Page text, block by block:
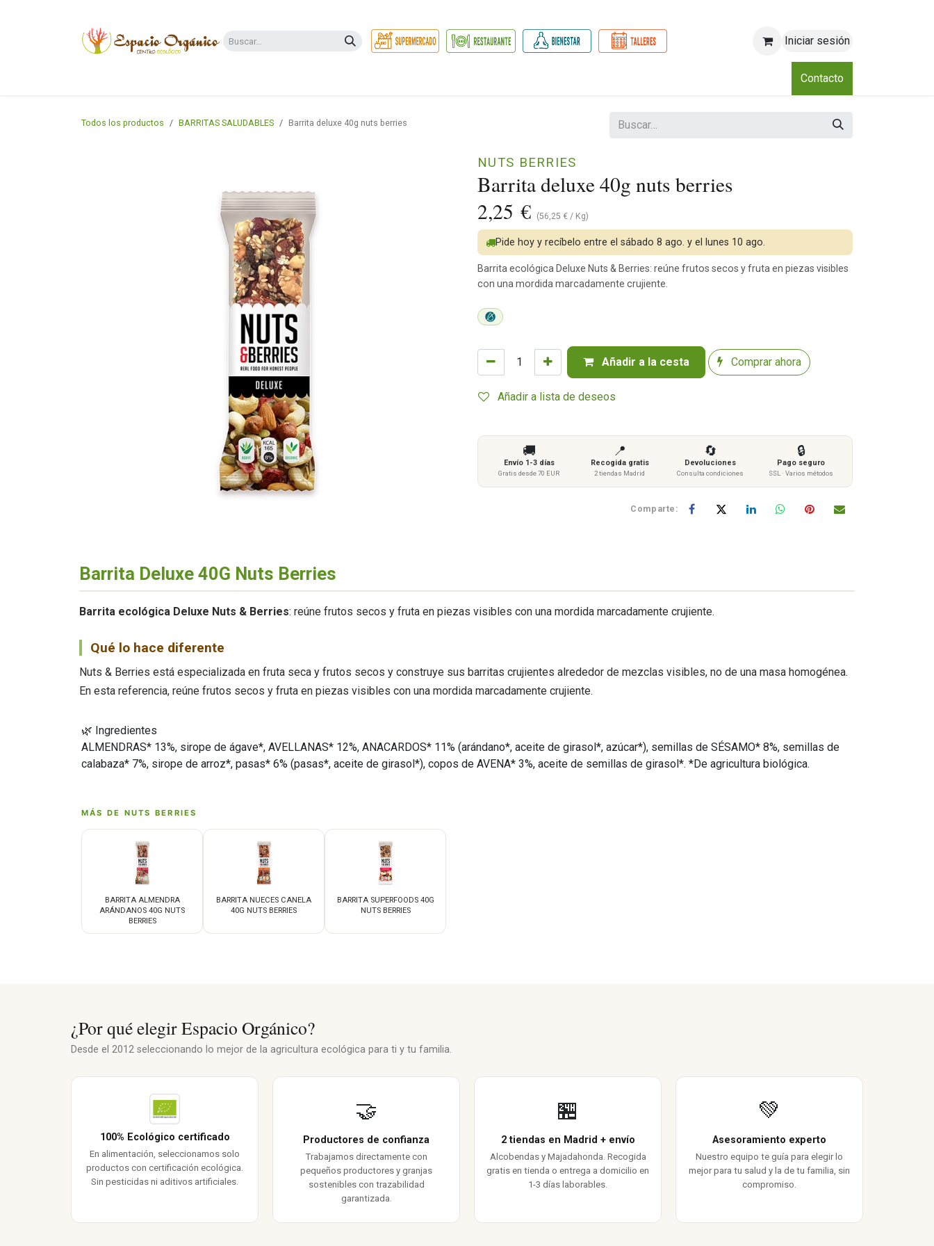
Iniciar sesión
Club
Contacto
Todos los productos BARRITAS SALUDABLES Barrita deluxe 40g nuts berries
Barrita deluxe 40g nuts berries
NUTS BERRIES
2,25 € (56,25 € / Kg)
Añadir a la cesta Comprar ahora
Añadir a lista de deseos
Pide hoy y recíbelo entre el sábado 8 ago. y el lunes 10 ago.
Barrita ecológica Deluxe Nuts & Berries: reúne frutos secos y fruta en piezas visibles
con una mordida marcadamente crujiente.
🚚
Envío 1-3 días
Gratis desde 70 EUR
📍
Recogida gratis
2 tiendas Madrid
🔄
Devoluciones
Consulta condiciones
🔒
Pago seguro
SSL · Varios métodos
Comparte:
Barrita Deluxe 40G Nuts Berries
Barrita ecológica Deluxe Nuts & Berries: reúne frutos secos y fruta en piezas visibles con una mordida marcadamente crujiente.
Qué lo hace diferente
Nuts & Berries está especializada en fruta seca y frutos secos y construye sus barritas crujientes alrededor de mezclas visibles, no de una masa homogénea.
En esta referencia, reúne frutos secos y fruta en piezas visibles con una mordida marcadamente crujiente.
🌿 Ingredientes
ALMENDRAS* 13%, sirope de ágave*, AVELLANAS* 12%, ANACARDOS* 11% (arándano*, aceite de girasol*, azúcar*), semillas de SÉSAMO* 8%, semillas de
calabaza* 7%, sirope de arroz*, pasas* 6% (pasas*, aceite de girasol*), copos de AVENA* 3%, aceite de semillas de girasol*. *De agricultura biológica.
MÁS DE NUTS BERRIES
BARRITA ALMENDRA
ARÁNDANOS 40G NUTS
BERRIES
BARRITA NUECES CANELA
40G NUTS BERRIES
BARRITA SUPERFOODS 40G
NUTS BERRIES
¿Por qué elegir Espacio Orgánico?
Desde el 2012 seleccionando lo mejor de la agricultura ecológica para ti y tu familia.
100% Ecológico certificado
En alimentación, seleccionamos solo
productos con certificación ecológica.
Sin pesticidas ni aditivos artificiales.
🤝
Productores de confianza
Trabajamos directamente con
pequeños productores y granjas
sostenibles con trazabilidad
garantizada.
🏪
2 tiendas en Madrid + envío
Alcobendas y Majadahonda. Recogida
gratis en tienda o entrega a domicilio en
1-3 días laborables.
💚
Asesoramiento experto
Nuestro equipo te guía para elegir lo
mejor para tu salud y la de tu familia, sin
compromiso.